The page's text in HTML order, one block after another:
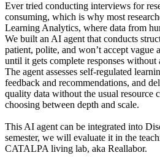
Ever tried conducting interviews for
consuming, which is why most
Learning Analytics, where data from
We built an AI agent that conducts
patient, polite, and won’t accept vague
until it gets complete responses without
The agent assesses self-regulated
feedback and recommendations, and
quality data without the usual resource
choosing between depth and scale.
This AI agent can be integrated into
semester, we will evaluate it in the
CATALPA living lab, aka Reallabor.